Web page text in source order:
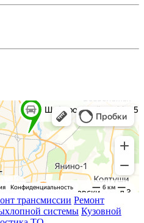
трансмиссии Ремонт
системы Кузовной